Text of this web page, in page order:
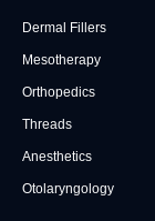
Dermal Fillers
Mesotherapy
Orthopedics
Threads
Anesthetics
Otolaryngology